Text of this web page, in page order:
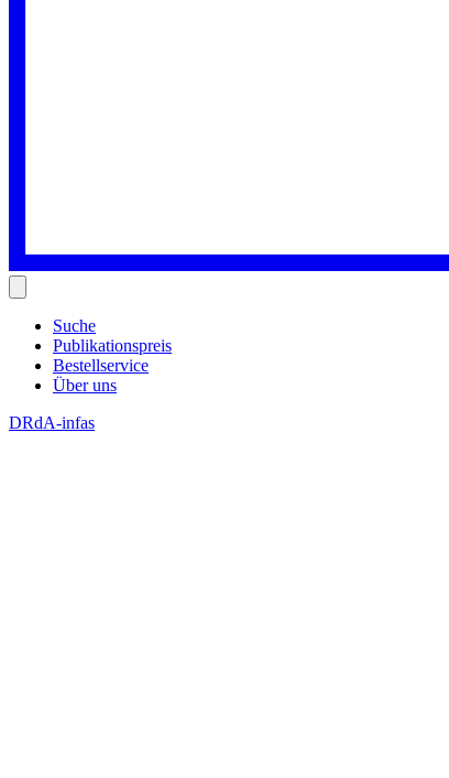
Suche
Publikationspreis
Bestellservice
Über uns
DRdA-infas